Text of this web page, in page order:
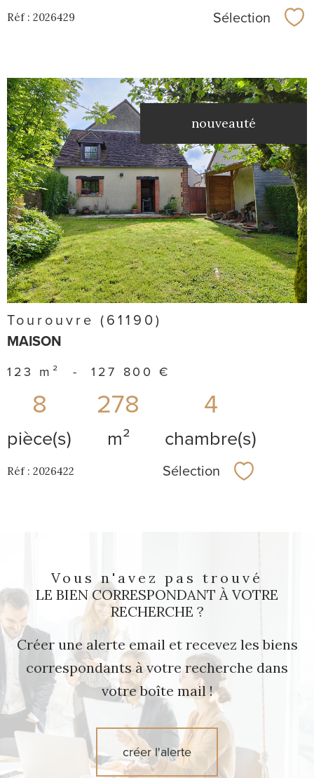
Réf : 2026429 Sélection
nouveauté
voir le
bien
Tourouvre (61190)
MAISON
123 m² - 127 800 €
8
pièce(s)
278
m²
4
chambre(s)
Réf : 2026422 Sélection Sélectionner
Vous n'avez pas trouvé
LE BIEN CORRESPONDANT À VOTRE
RECHERCHE ?
Créer une alerte email et recevez les biens
correspondants à votre recherche dans
votre boîte mail !
créer l'alerte